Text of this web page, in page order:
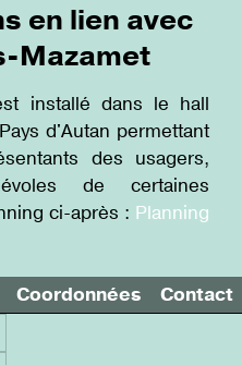
en lien avec
Mazamet
installé dans le hall
d'Autan permettant
des usagers,
de certaines
ci-après : Planning
Coordonnées
Contact